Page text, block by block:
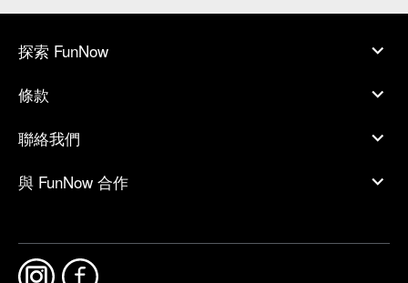
探索 FunNow
條款
聯絡我們
與 FunNow 合作